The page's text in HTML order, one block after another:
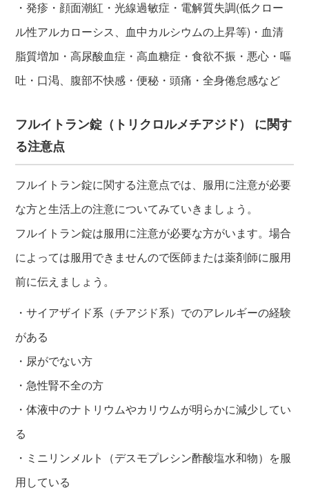
・発疹・顔面潮紅・光線過敏症・電解質失調(低クロー
ル性アルカローシス、血中カルシウムの上昇等)・血清
脂質増加・高尿酸血症・高血糖症・食欲不振・悪心・嘔
吐・口渇、腹部不快感・便秘・頭痛・全身倦怠感など
フルイトラン錠（トリクロルメチアジド） に関す
る注意点
フルイトラン錠に関する注意点では、服用に注意が必要
な方と生活上の注意についてみていきましょう。
フルイトラン錠は服用に注意が必要な方がいます。場合
によっては服用できませんので医師または薬剤師に服用
前に伝えましょう。
・サイアザイド系（チアジド系）でのアレルギーの経験
がある
・尿がでない方
・急性腎不全の方
・体液中のナトリウムやカリウムが明らかに減少してい
る
・ミニリンメルト（デスモプレシン酢酸塩水和物）を服
用している